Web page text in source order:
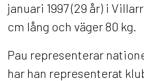
januari 1997 (29 år) i
cm lång och väger 80 kg.
Pau representerar
har han representerat